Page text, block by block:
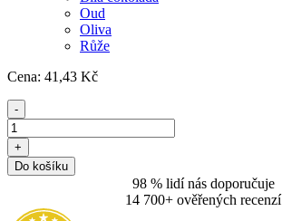
Oud
Oliva
Růže
Cena: 41 ,43 Kč
-
+
Do košíku
98 % lidí nás doporučuje
14 700+ ověřených recenzí